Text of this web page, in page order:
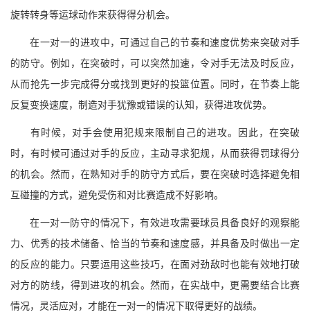
旋转转身等运球动作来获得得分机会。
在一对一的进攻中，可通过自己的节奏和速度优势来突破对手
的防守。例如，在突破时，可以突然加速，令对手无法及时反应，
从而抢先一步完成得分或找到更好的投篮位置。同时，在节奏上能
反复变换速度，制造对手犹豫或错误的认知，获得进攻优势。
有时候，对手会使用犯规来限制自己的进攻。因此，在突破
时，有时候可通过对手的反应，主动寻求犯规，从而获得罚球得分
的机会。然而，在熟知对手的防守方式后，要在突破时选择避免相
互碰撞的方式，避免受伤和对比赛造成不好影响。
在一对一防守的情况下，有效进攻需要球员具备良好的观察能
力、优秀的技术储备、恰当的节奏和速度感，并具备及时做出一定
的反应的能力。只要运用这些技巧，在面对劲敌时也能有效地打破
对方的防线，得到进攻的机会。然而，在实战中，更需要结合比赛
情况，灵活应对，才能在一对一的情况下取得更好的战绩。